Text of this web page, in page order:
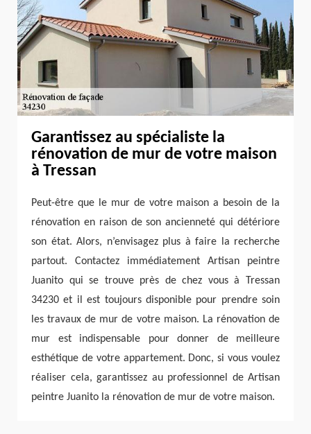
Garantissez au spécialiste la
rénovation de mur de votre maison
à Tressan
Peut-être que le mur de votre maison a besoin de la
rénovation en raison de son ancienneté qui détériore
son état. Alors, n’envisagez plus à faire la recherche
partout. Contactez immédiatement Artisan peintre
Juanito qui se trouve près de chez vous à Tressan
34230 et il est toujours disponible pour prendre soin
les travaux de mur de votre maison. La rénovation de
mur est indispensable pour donner de meilleure
esthétique de votre appartement. Donc, si vous voulez
réaliser cela, garantissez au professionnel de Artisan
peintre Juanito la rénovation de mur de votre maison.